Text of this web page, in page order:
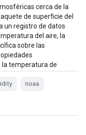
cerca de la
de superficie del
un registro de datos
del aire, la
sobre las
temperatura de
noaa